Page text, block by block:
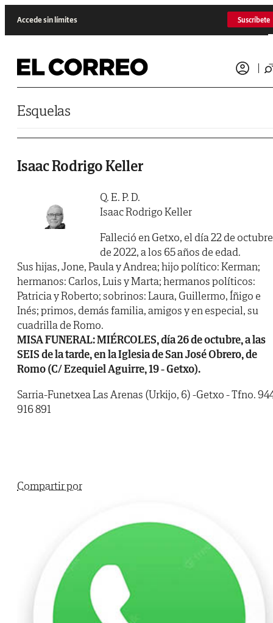
Accede sin límites Suscríbete
Esquelas
Isaac Rodrigo Keller
Q. E. P. D.
Isaac Rodrigo Keller
Falleció en Getxo, el día 22 de octubre
de 2022, a los 65 años de edad.
Sus hijas, Jone, Paula y Andrea; hijo político: Kerman;
hermanos: Carlos, Luis y Marta; hermanos políticos:
Patricia y Roberto; sobrinos: Laura, Guillermo, Íñigo e
Inés; primos, demás familia, amigos y en especial, su
cuadrilla de Romo.
MISA FUNERAL: MIÉRCOLES, día 26 de octubre, a las
SEIS de la tarde, en la Iglesia de San José Obrero, de
Romo (C/ Ezequiel Aguirre, 19 - Getxo).
Sarria-Funetxea Las Arenas (Urkijo, 6) -Getxo - Tfno.
916 891
Compartir por